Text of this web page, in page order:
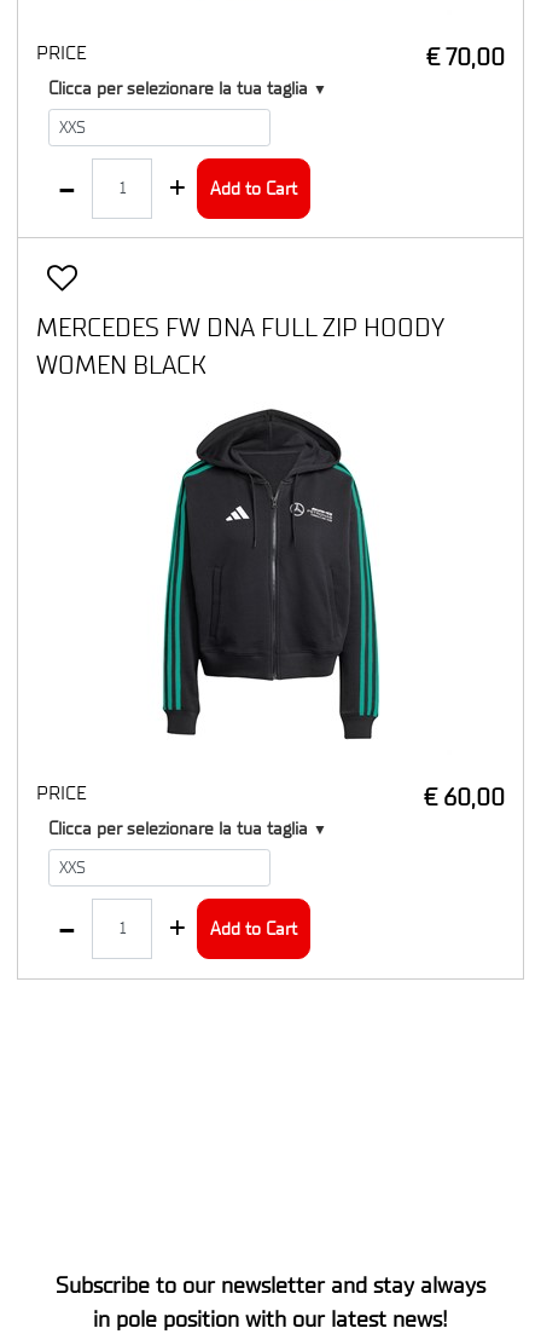
PRICE € 70,00
T1
Clicca per selezionare la tua taglia ▼
Add to Cart
MERCEDES FW DNA FULL ZIP HOODY
WOMEN BLACK
PRICE € 60,00
T1
Clicca per selezionare la tua taglia ▼
Add to Cart
Subscribe to our newsletter and stay always
in pole position with our latest news!